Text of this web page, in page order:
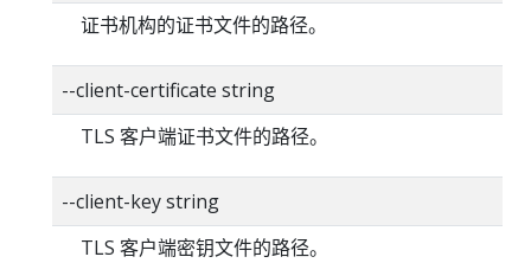
证书机构的证书文件的路径。
--client-certificate string
TLS 客户端证书文件的路径。
--client-key string
TLS 客户端密钥文件的路径。